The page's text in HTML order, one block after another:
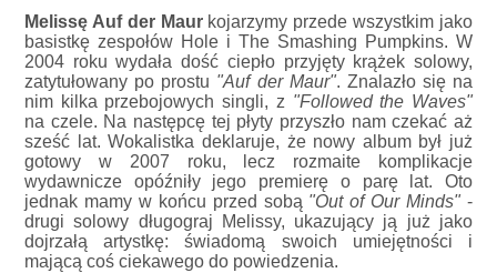
Melissę Auf der Maurkojarzymy przede wszystkim jako
basistkę zespołów Hole i The Smashing Pumpkins. W
2004 roku wydała dość ciepło przyjęty krążek solowy,
zatytułowany po prostu "Auf der Maur". Znalazło się na
nim kilka przebojowych singli, z "Followed the Waves"
na czele. Na następcę tej płyty przyszło nam czekać aż
sześć lat. Wokalistka deklaruje, że nowy album był już
gotowy w 2007 roku, lecz rozmaite komplikacje
wydawnicze opóźniły jego premierę o parę lat. Oto
jednak mamy w końcu przed sobą "Out of Our Minds"-
drugi solowy długograj Melissy, ukazujący ją już jako
dojrzałą artystkę: świadomą swoich umiejętności i
mającą coś ciekawego do powiedzenia.